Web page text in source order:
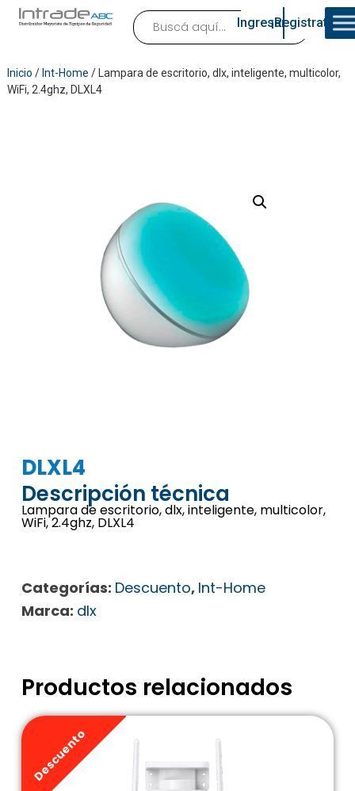
Ingresar¡Registrate!
Inicio / Int-Home / Lampara de escritorio, dlx, inteligente, multicolor,
WiFi, 2.4ghz, DLXL4
DLXL4
Descripción técnica
Lampara de escritorio, dlx, inteligente, multicolor,
WiFi, 2.4ghz, DLXL4
Categorías: Descuento, Int-Home
Marca: dlx
Productos relacionados
Descuento